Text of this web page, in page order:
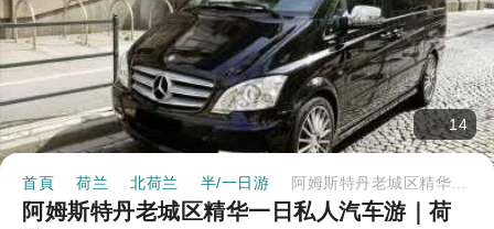
14
首頁 荷兰 北荷兰 半/一日游
阿姆斯特丹老城区精华一日私人汽车游｜荷